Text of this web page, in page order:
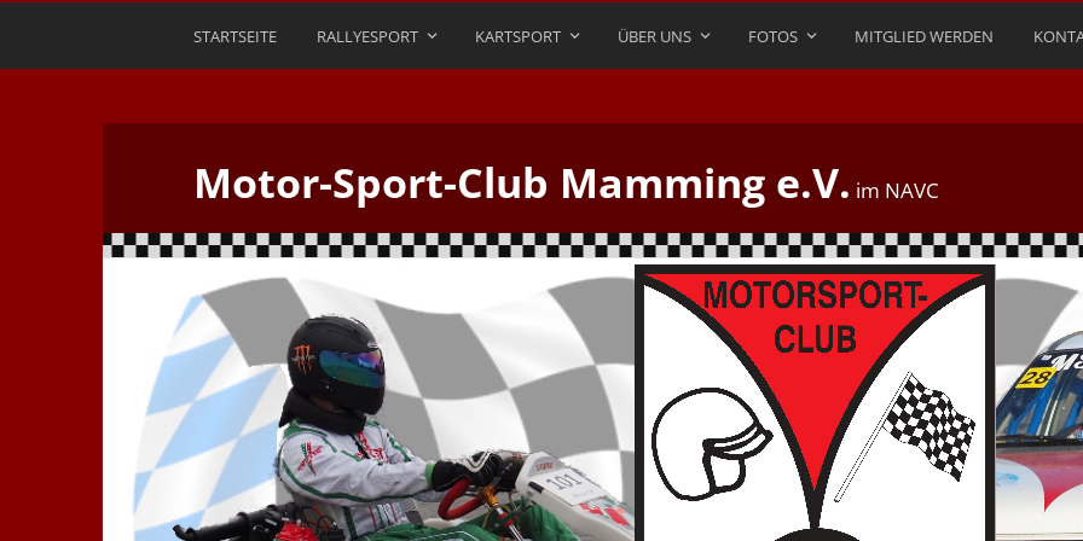
STARTSEITE RALLYESPORT KARTSPORT ÜBER UNS FOTOS MITGLIED WERDEN
Motor-Sport-Club Mamming e.V.